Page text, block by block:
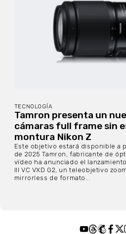
TECNOLOGÍA
Tamron presenta un
cámaras full frame sin
montura Nikon Z
Este objetivo estará disponible a
de 2025 Tamron, fabricante de
vídeo ha anunciado el
III VC VXD G2, un teleobjetivo
mirrorless de formato...